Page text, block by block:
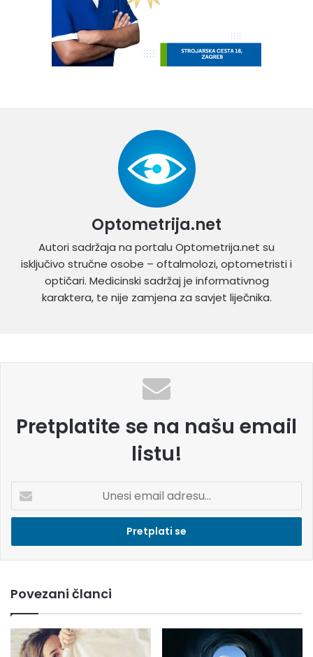
Optometrija.net
Autori sadržaja na portalu Optometrija.net su
isključivo stručne osobe – oftalmolozi, optometristi i
optičari. Medicinski sadržaj je informativnog
karaktera, te nije zamjena za savjet liječnika.
Pretplatite se na našu email
listu!
e
i
e
a
Povezani članci